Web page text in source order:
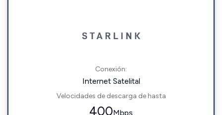
Conexión:
Internet Satelital
Velocidades de descarga de hasta
400Mbps